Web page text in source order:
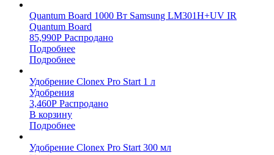
Quantum Board 1000 Вт Samsung LM301H+UV IR
Quantum Board
85,990Р Распродано
Подробнее
Подробнее
Удобрение Clonex Pro Start 1 л
Удобрения
3,460Р Распродано
В корзину
Подробнее
Удобрение Clonex Pro Start 300 мл